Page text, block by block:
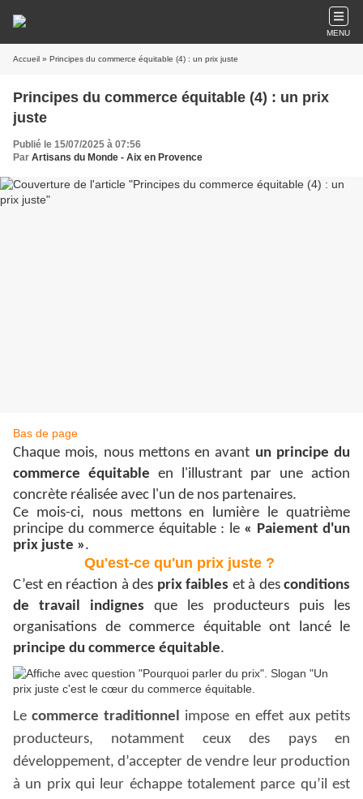
MENU
Accueil » Principes du commerce équitable (4) : un prix juste
Principes du commerce équitable (4) : un prix
juste
Publié le 15/07/2025 à 07:56
Par Artisans du Monde - Aix en Provence
Bas de page
Chaque mois, nous mettons en avant un principe du
commerce équitable en l'illustrant par une action
concrète réalisée avec l'un de nos partenaires.
Ce mois-ci, nous mettons en lumière le quatrième
principe du commerce équitable : le « Paiement d'un
prix juste ».
Qu'est-ce qu'un prix juste ?
C’est en réaction à des prix faibles et à des conditions
de travail indignes que les producteurs puis les
organisations de commerce équitable ont lancé le
principe du commerce équitable.
Lecommerce traditionnel impose en effet aux petits
producteurs, notamment ceux des pays en
développement, d’accepter de vendre leur production
à un prix qui leur échappe totalement parce qu’il est